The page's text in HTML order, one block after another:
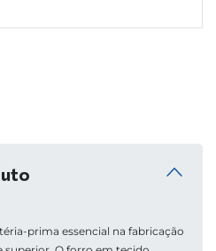
prima essencial na fabricação